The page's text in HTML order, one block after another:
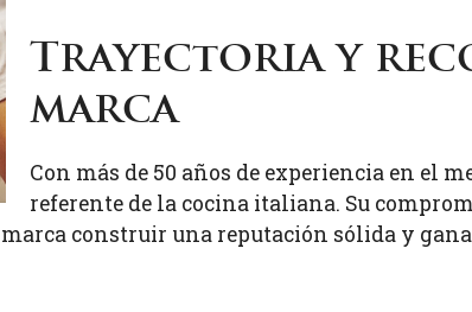
Trayectoria y
marca
Con más de 50 años de experiencia en el
referente de la cocina italiana. Su
construir una reputación sólida y